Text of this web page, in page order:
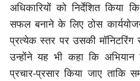
अधिकारियों को निर्देशित किया
सफल बनाने के लिए ठोस
प्रत्येक स्तर पर उसकी मॉनिटरिंग
उन्होंने यह भी कहा कि
प्रचार-प्रसार किया जाए ताकि